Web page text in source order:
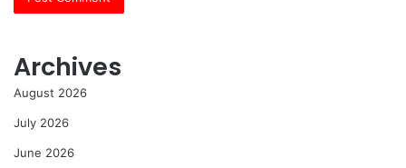
Archives
August 2026
July 2026
June 2026